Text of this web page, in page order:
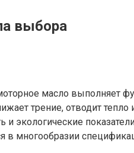
выбора
масло
трение, отводит
экологические
в многообразии